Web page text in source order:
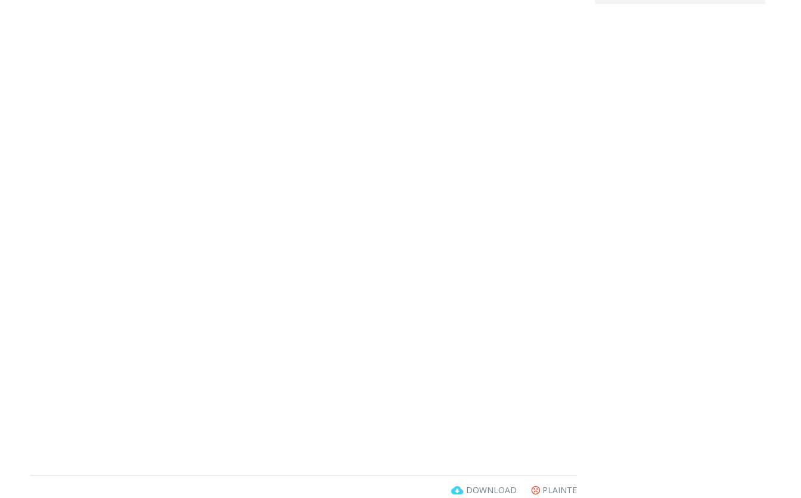
DOWNLOAD PLAINTE